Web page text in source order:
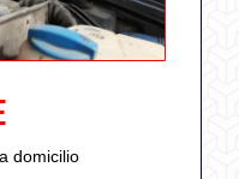
domicilio